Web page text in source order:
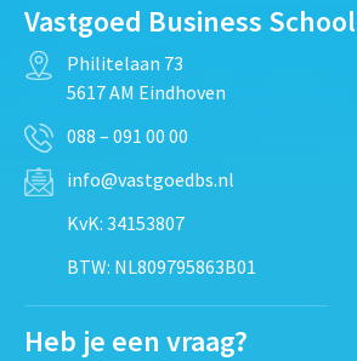
Vastgoed Business School
Philitelaan 73
5617 AM Eindhoven
088 – 091 00 00
info@vastgoedbs.nl
KvK: 34153807
BTW: NL809795863B01
Heb je een vraag?